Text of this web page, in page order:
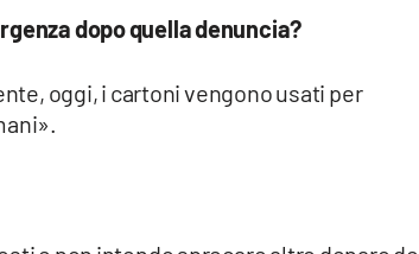
dopo quella denuncia?
oggi, i cartoni vengono usati per